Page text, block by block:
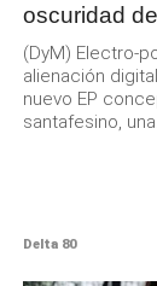
oscuridad
(DyM) Electro-
alienación
nuevo EP
santafesino,
Delta 80